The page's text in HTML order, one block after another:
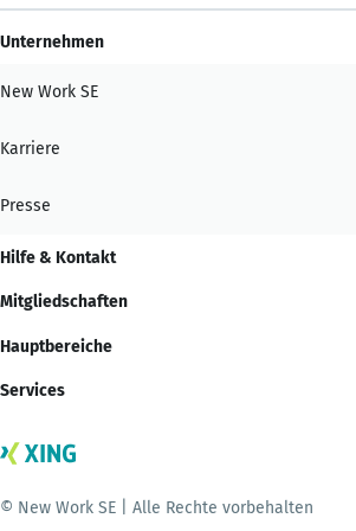
Unternehmen
New Work SE
Karriere
Presse
Hilfe & Kontakt
Mitgliedschaften
Hauptbereiche
Services
© New Work SE | Alle Rechte vorbehalten